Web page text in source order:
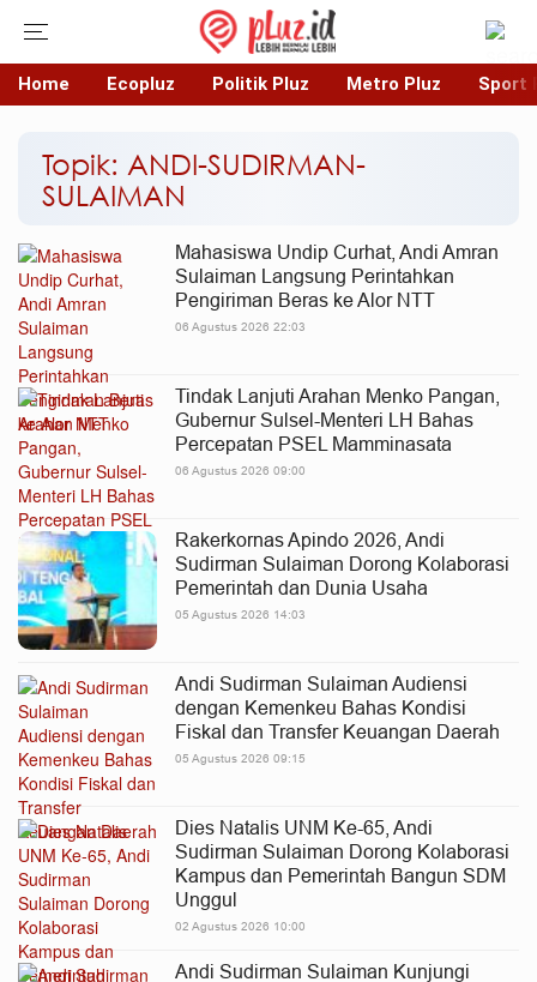
Home Ecopluz Politik Pluz Metro Pluz Sport
Topik: ANDI-SUDIRMAN-
SULAIMAN
Mahasiswa Undip Curhat, Andi Amran
Sulaiman Langsung Perintahkan
Pengiriman Beras ke Alor NTT
06 Agustus 2026 22:03
Tindak Lanjuti Arahan Menko Pangan,
Gubernur Sulsel-Menteri LH Bahas
Percepatan PSEL Mamminasata
06 Agustus 2026 09:00
Rakerkornas Apindo 2026, Andi
Sudirman Sulaiman Dorong Kolaborasi
Pemerintah dan Dunia Usaha
05 Agustus 2026 14:03
Andi Sudirman Sulaiman Audiensi
dengan Kemenkeu Bahas Kondisi
Fiskal dan Transfer Keuangan Daerah
05 Agustus 2026 09:15
Dies Natalis UNM Ke-65, Andi
Sudirman Sulaiman Dorong Kolaborasi
Kampus dan Pemerintah Bangun SDM
Unggul
02 Agustus 2026 10:00
Andi Sudirman Sulaiman Kunjungi